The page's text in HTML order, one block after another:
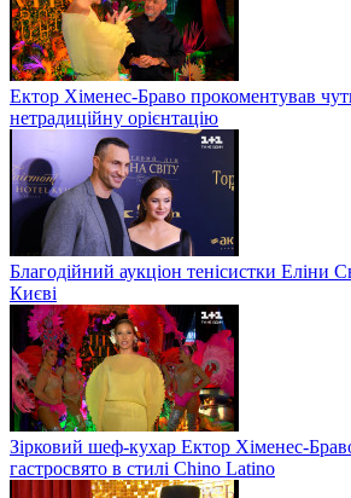
Ектор Хіменес-Браво прокоментував
нетрадиційну орієнтацію
Благодійний аукціон тенісистки Еліни
Києві
Зірковий шеф-кухар Ектор Хіменес-
гастросвято в стилі Chino Latino